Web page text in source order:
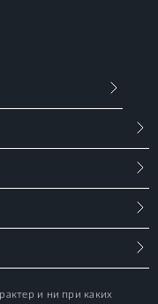
и ни при каких